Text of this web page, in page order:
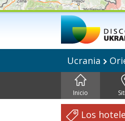
Ucrania
Inicio
Los